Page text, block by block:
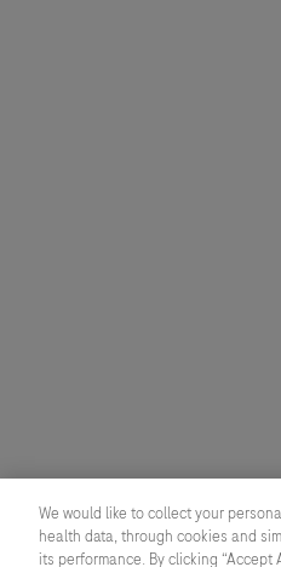
We would like to collect your
health data, through cookies and
its performance. By clicking